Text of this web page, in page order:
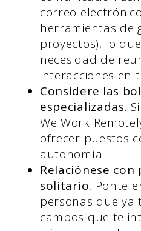
correo
herramientas de
proyectos), lo
necesidad de
interacciones en
Considere las
especializadas.
We Work
ofrecer puestos
autonomía.
Relaciónese
solitario. Ponte
personas que ya
campos que te